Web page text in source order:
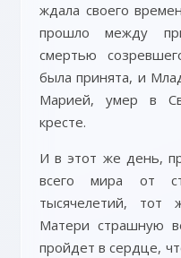
ждала своего
прошло между
смертью
была принята, и
Марией, умер в
кресте.
И в этот же день,
всего мира от
тысячелетий,
Матери страшную
пройдет в сердце,